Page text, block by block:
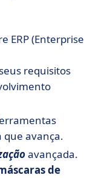
ERP (Enterprise
requisitos
que avança.
avançada.
de